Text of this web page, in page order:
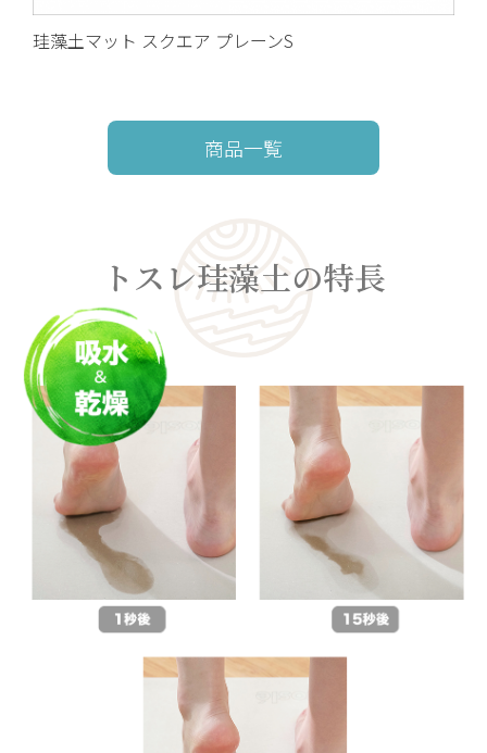
珪藻土マット スクエア プレーンS
商品一覧
トスレ珪藻土の特長